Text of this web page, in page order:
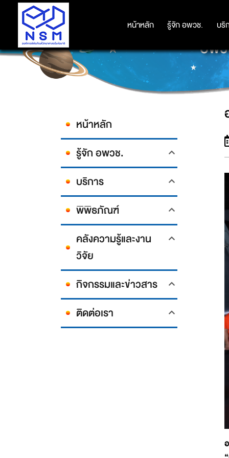
หน้าหลัก รู้จัก อพวช. บริ
หน้าหลัก รู้จัก อพวช. บริ
อพ
หน้าหลัก
รู้จัก อพวช.
บริการ
พิพิธภัณฑ์
คลังความรู้และงาน
วิจัย
กิจกรรมและข่าวสาร
ติดต่อเรา